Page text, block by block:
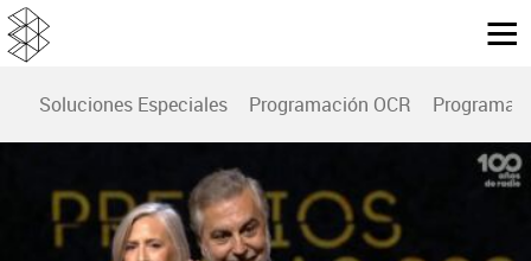
Soluciones Especiales Programación OCR